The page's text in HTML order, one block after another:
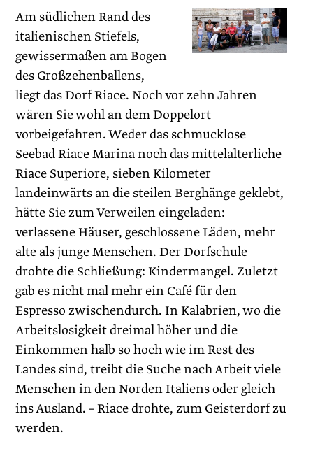
Am südlichen Rand des
italienischen Stiefels,
gewissermaßen am Bogen
des Großzehenballens,
liegt das Dorf Riace. Noch vor zehn Jahren
wären Sie wohl an dem Doppelort
vorbeigefahren. Weder das schmucklose
Seebad Riace Marina noch das mittelalterliche
Riace Superiore, sieben Kilometer
landeinwärts an die steilen Berghänge geklebt,
hätte Sie zum Verweilen eingeladen:
verlassene Häuser, geschlossene Läden, mehr
alte als junge Menschen. Der Dorfschule
drohte die Schließung: Kindermangel. Zuletzt
gab es nicht mal mehr ein Café für den
Espresso zwischendurch. In Kalabrien, wo die
Arbeitslosigkeit dreimal höher und die
Einkommen halb so hoch wie im Rest des
Landes sind, treibt die Suche nach Arbeit viele
Menschen in den Norden Italiens oder gleich
ins Ausland. – Riace drohte, zum Geisterdorf zu
werden.